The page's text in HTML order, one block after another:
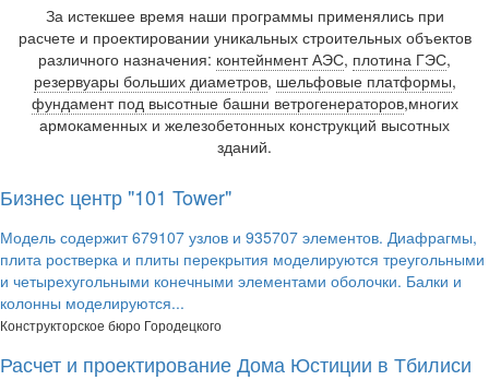
За истекшее время наши программы применялись при
расчете и проектировании уникальных строительных объектов
различного назначения: контейнмент АЭС, плотина ГЭС,
резервуары больших диаметров, шельфовые платформы,
фундамент под высотные башни ветрогенераторов,многих
армокаменных и железобетонных конструкций высотных
зданий.
Бизнес центр "101 Tower"
Модель содержит 679107 узлов и 935707 элементов. Диафрагмы,
плита ростверка и плиты перекрытия моделируются треугольными
и четырехугольными конечными элементами оболочки. Балки и
колонны моделируются...
Конструкторское бюро Городецкого
Расчет и проектирование Дома Юстиции в Тбилиси